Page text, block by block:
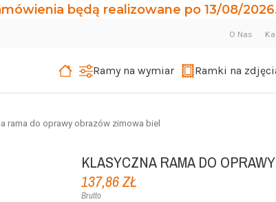
będą realizowane po 13/08/
O Nas
Ramy na wymiar Ramki na
rama do oprawy obrazów zimowa biel
KLASYCZNA RAMA DO
137,86 ZŁ
Brutto